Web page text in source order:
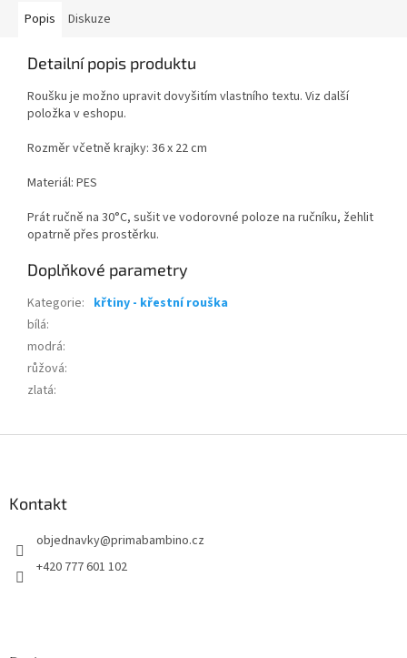
Popis Diskuze
Detailní popis produktu
Roušku je možno upravit dovyšitím vlastního textu. Viz další
položka v eshopu.
Rozměr včetně krajky: 36 x 22 cm
Materiál: PES
Prát ručně na 30°C, sušit ve vodorovné poloze na ručníku, žehlit
opatrně přes prostěrku.
Doplňkové parametry
Kategorie: křtiny - křestní rouška
bílá:
modrá:
růžová:
zlatá:
Kontakt
objednavky@primabambino.cz
+420 777 601 102